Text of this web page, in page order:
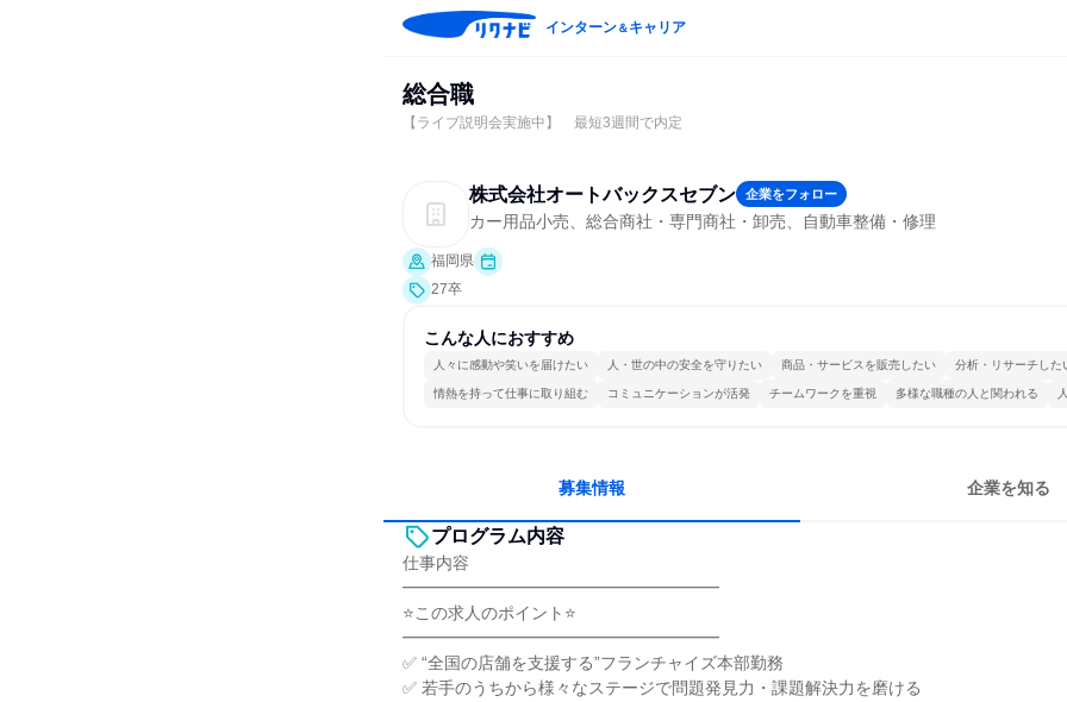
インターン＆キャリア
総合職
【ライブ説明会実施中】 最短3週間で内定
株式会社オートバックスセブン 企業をフォロー
カー用品小売、総合商社・専門商社・卸売、自動車整備・修理
福岡県
27卒
こんな人におすすめ
人々に感動や笑いを届けたい 人・世の中の安全を守りたい 商品・サービスを販売したい 分析・リサーチした
情熱を持って仕事に取り組む コミュニケーションが活発 チームワークを重視 多様な職種の人と関われる
募集情報 企業を知る
プログラム内容
仕事内容
━━━━━━━━━━━━━━━━━━━
⭐この求人のポイント⭐
━━━━━━━━━━━━━━━━━━━
✅ “全国の店舗を支援する”フランチャイズ本部勤務
✅ 若手のうちから様々なステージで問題発見力・課題解決力を磨ける